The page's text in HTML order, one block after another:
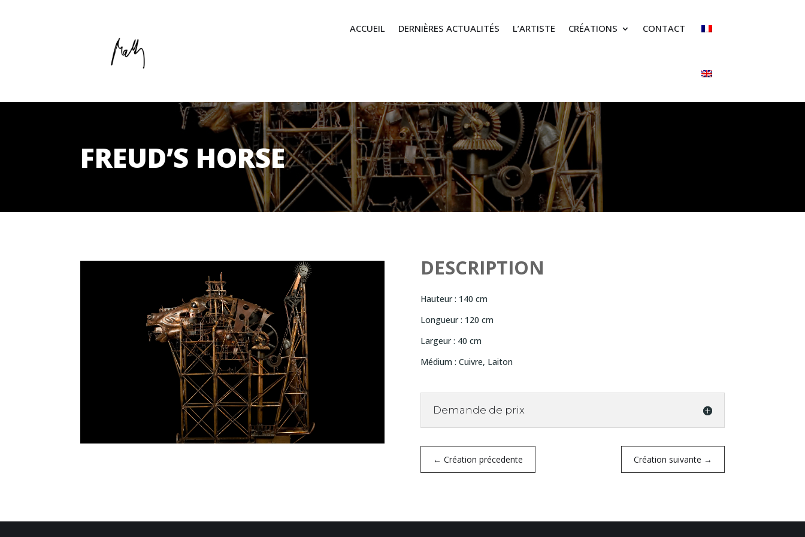
ACCUEIL DERNIÈRES ACTUALITÉS L’ARTISTE CRÉATIONS CONTACT
FREUD’S HORSE
DESCRIPTION
Hauteur : 140 cm
Longueur : 120 cm
Largeur : 40 cm
Médium : Cuivre, Laiton
Demande de prix
← Création précedente Création suivante →